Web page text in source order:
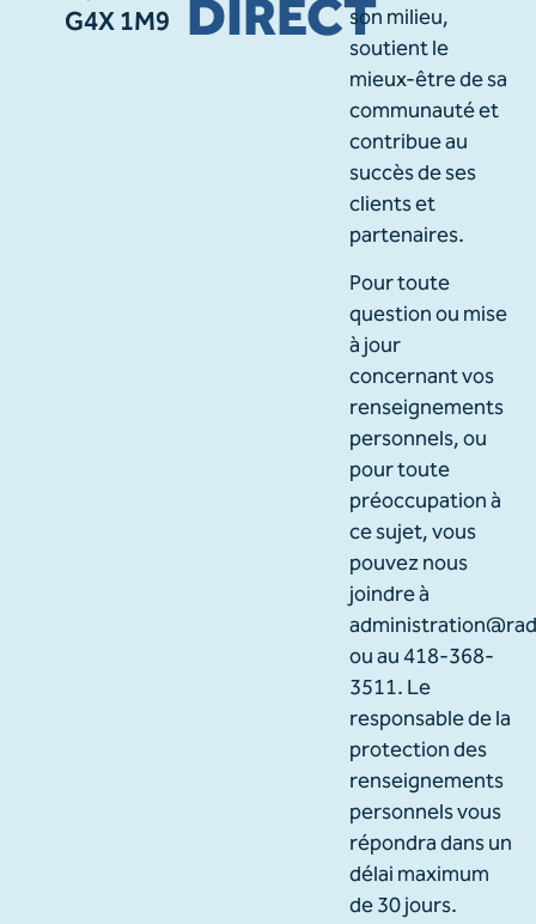
G4X 1M9 DIRECTson milieu,
soutient le
mieux-être de sa
communauté et
contribue au
succès de ses
clients et
partenaires.
Pour toute
question ou mise
à jour
concernant vos
renseignements
personnels, ou
pour toute
préoccupation à
ce sujet, vous
pouvez nous
joindre à
ou au 418-368-
3511. Le
responsable de la
protection des
renseignements
personnels vous
répondra dans un
délai maximum
de 30 jours.